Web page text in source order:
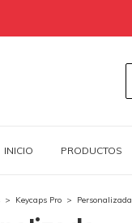
INICIO PRODUCTOS
> Keycaps Pro > Personalizada